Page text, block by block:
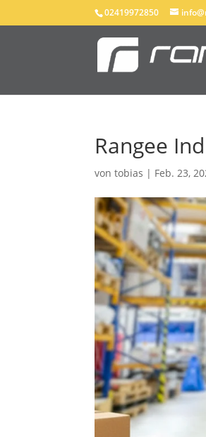
02419972850
Rangee
vontobias | Feb. 23,